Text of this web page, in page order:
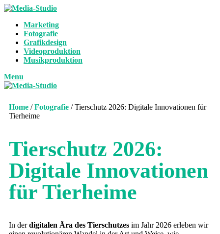
Marketing
Fotografie
Grafikdesign
Videoproduktion
Musikproduktion
Menu
Home /Fotografie /Tierschutz 2026: Digitale Innovationen für
Tierheime
Tierschutz 2026:
Digitale Innovationen
für Tierheime
In derdigitalen Ära des Tierschutzes im Jahr 2026 erleben wir